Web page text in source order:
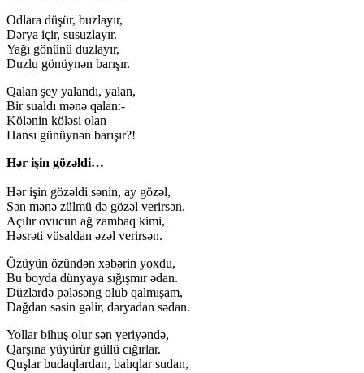
Odlara düşür, buzlayır,
Dərya içir, susuzlayır.
Yağı gönünü duzlayır,
Duzlu gönüynən barışır.
Qalan şey yalandı, yalan,
Bir sualdı mənə qalan:-
Kölənin köləsi olan
Hansı günüynən barışır?!
Hər işin gözəldi…
Hər işin gözəldi sənin, ay gözəl,
Sən mənə zülmü də gözəl verirsən.
Açılır ovucun ağ zambaq kimi,
Həsrəti vüsaldan əzəl verirsən.
Özüyün özündən xəbərin yoxdu,
Bu boyda dünyaya sığışmır ədan.
Düzlərdə pələsəng olub qalmışam,
Dağdan səsin gəlir, dəryadan sədan.
Yollar bihuş olur sən yeriyəndə,
Qarşına yüyürür güllü cığırlar.
Quşlar budaqlardan, balıqlar sudan,